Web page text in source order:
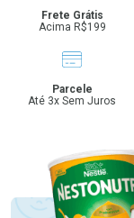
Frete Grátis
Acima R$199
Parcele
Até 3x Sem Juros